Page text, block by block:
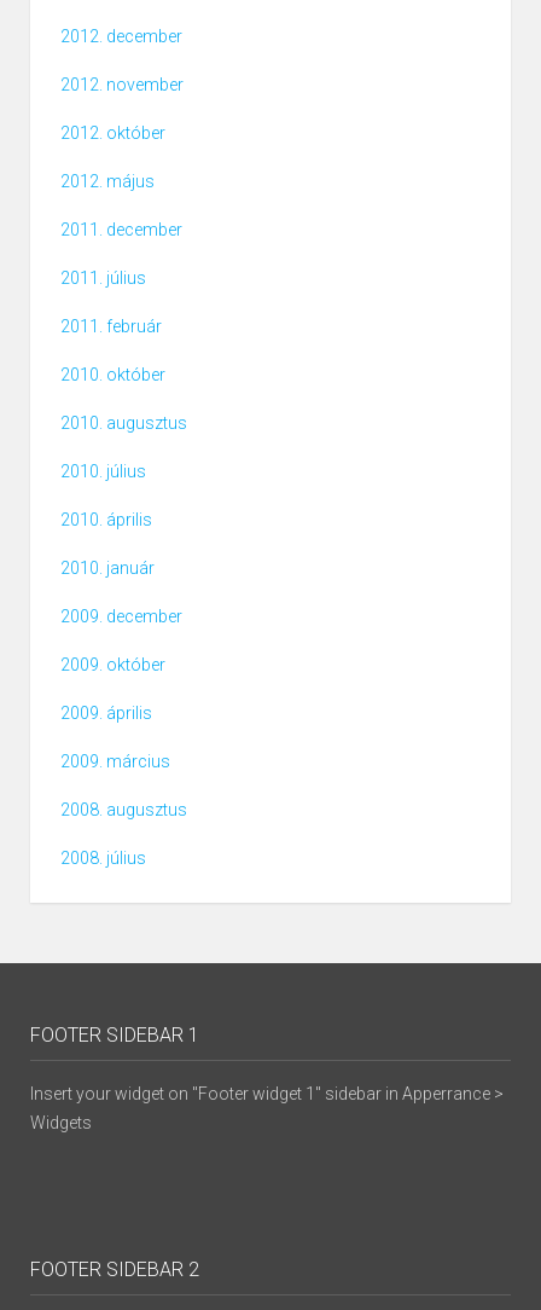
2012. december
2012. november
2012. október
2012. május
2011. december
2011. július
2011. február
2010. október
2010. augusztus
2010. július
2010. április
2010. január
2009. december
2009. október
2009. április
2009. március
2008. augusztus
2008. július
FOOTER SIDEBAR 1
Insert your widget on "Footer widget 1" sidebar in Apperrance >
Widgets
FOOTER SIDEBAR 2